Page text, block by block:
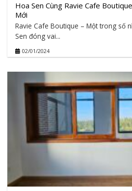
Hoa Sen Cùng Ravie Cafe
Mới
Ravie Cafe Boutique – Một trong số
Sen đóng vai...
02/01/2024